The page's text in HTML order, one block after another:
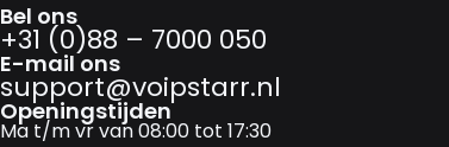
Bel ons
+31 (0)88 – 7000 050
E-mail ons
support@­voipstarr.nl
Openingstijden
Ma t/m vr van 08:00 tot 17:30